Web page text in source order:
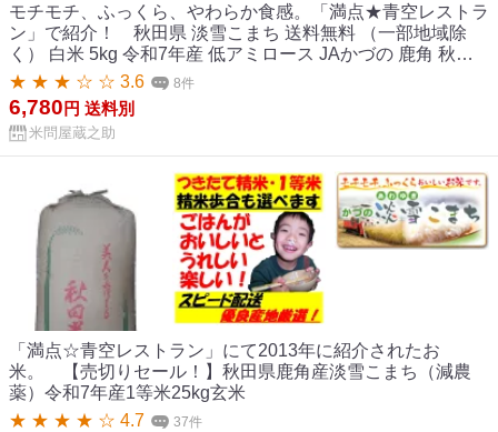
モチモチ、ふっくら、やわらか食感。「満点★青空レストラ
ン」で紹介！ 秋田県 淡雪こまち 送料無料 （一部地域除
く） 白米 5kg 令和7年産 低アミロース JAかづの 鹿角 秋田
米 あわゆきこまち
★ ★ ★ ☆ ☆ 3.6 8件
6,780 円 送料別
米問屋蔵之助
「満点☆青空レストラン」にて2013年に紹介されたお
米。 【売切りセール！】秋田県鹿角産淡雪こまち（減農
薬）令和7年産1等米25kg玄米
★ ★ ★ ★ ☆ 4.7
37件